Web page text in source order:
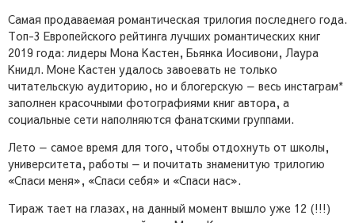
Самая продаваемая романтическая трилогия последнего года.
Топ-3 Европейского рейтинга лучших романтических книг
2019 года: лидеры Мона Кастен, Бьянка Иосивони, Лаура
Книдл. Моне Кастен удалось завоевать не только
читательскую аудиторию, но и блогерскую — весь инстаграм*
заполнен красочными фотографиями книг автора, а
социальные сети наполняются фанатскими группами.
Лето — самое время для того, чтобы отдохнуть от школы,
университета, работы — и почитать знаменитую трилогию
«Спаси меня», «Спаси себя» и «Спаси нас».
Тираж тает на глазах, на данный момент вышло уже 12 (!!!)